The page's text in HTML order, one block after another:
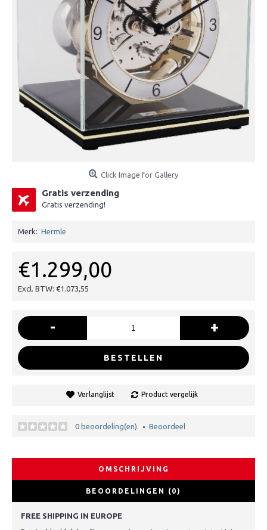
Click Image for Gallery
Gratis verzending
Gratis verzending!
Merk: Hermle
€1.299,00
Excl. BTW: €1.073,55
- +
BESTELLEN
Verlanglijst Product vergelijk
0 beoordeling(en). • Beoordeel
OMSCHRIJVING
BEOORDELINGEN (0)
FREE SHIPPING IN EUROPE